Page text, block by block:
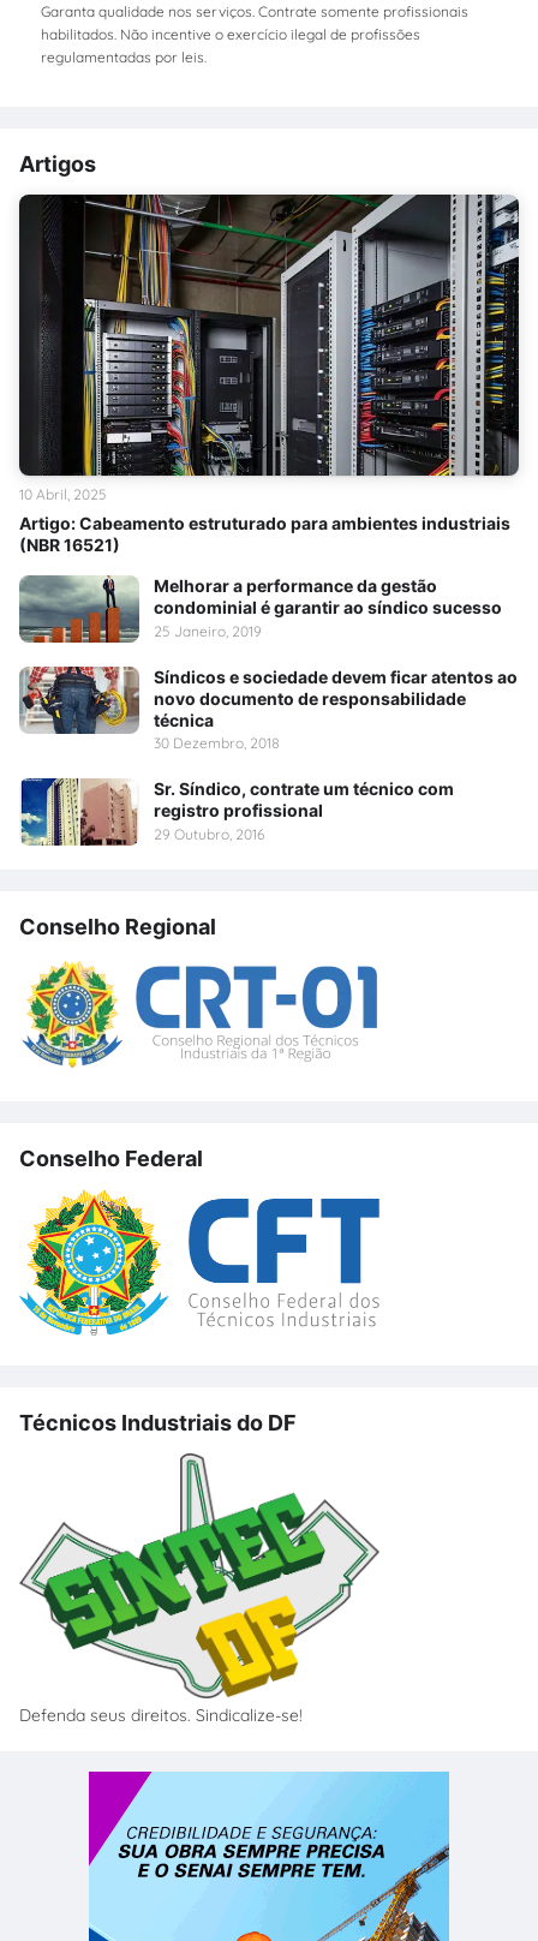
Garanta qualidade nos serviços. Contrate somente profissionais
habilitados. Não incentive o exercício ilegal de profissões
regulamentadas por leis.
Artigos
Artigo: Cabeamento estruturado para ambientes industriais
(NBR 16521)
10 Abril, 2025
Melhorar a performance da gestão
condominial é garantir ao síndico sucesso
25 Janeiro, 2019
Síndicos e sociedade devem ficar atentos ao
novo documento de responsabilidade
técnica
30 Dezembro, 2018
Sr. Síndico, contrate um técnico com
registro profissional
29 Outubro, 2016
Conselho Regional
Conselho Federal
Técnicos Industriais do DF
Defenda seus direitos. Sindicalize-se!